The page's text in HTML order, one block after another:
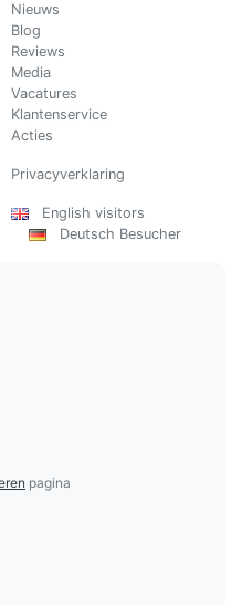
Nieuws
Blog
Reviews
Media
Vacatures
Klantenservice
Acties
Privacyverklaring
English visitors
Deutsch Besucher
pagina